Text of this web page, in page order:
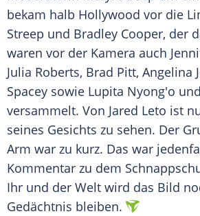
bekam halb Hollywood vor die
Streep und Bradley Cooper, der
waren vor der Kamera auch
Julia Roberts, Brad Pitt, Angelina
Spacey sowie Lupita Nyong'o
versammelt. Von Jared Leto ist
seines Gesichts zu sehen. Der
Arm war zu kurz. Das war
Kommentar zu dem
Ihr und der Welt wird das Bild
Gedächtnis bleiben.